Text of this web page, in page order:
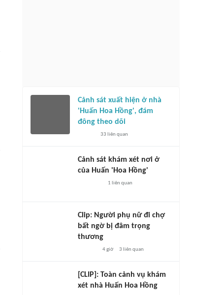
Cảnh sát xuất hiện ở nhà
'Huấn Hoa Hồng', đám
đông theo dõi
33 liên quan
Cảnh sát khám xét nơi ở
của Huấn 'Hoa Hồng'
1 liên quan
Clip: Người phụ nữ đi chợ
bất ngờ bị đâm trọng
thương
4 giờ 3 liên quan
[CLIP]: Toàn cảnh vụ khám
xét nhà Huấn Hoa Hồng